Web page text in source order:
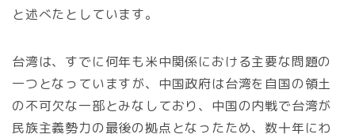
と述べたとしています。
台湾は、すでに何年も米中関係における主要な問題の
一つとなっていますが、中国政府は台湾を自国の領土
の不可欠な一部とみなしており、中国の内戦で台湾が
民族主義勢力の最後の拠点となったため、数十年にわ